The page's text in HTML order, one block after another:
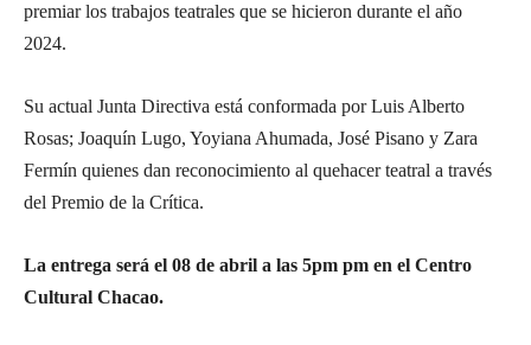
premiar los trabajos teatrales que se hicieron durante el año
2024.
Su actual Junta Directiva está conformada por Luis Alberto
Rosas; Joaquín Lugo, Yoyiana Ahumada, José Pisano y Zara
Fermín quienes dan reconocimiento al quehacer teatral a través
del Premio de la Crítica.
La entrega será el 08 de abril a las 5pm pm en el Centro
Cultural Chacao.